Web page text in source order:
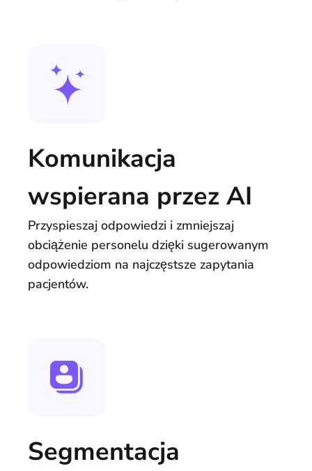
Komunikacja
wspierana przez AI
Przyspieszaj odpowiedzi i zmniejszaj
obciążenie personelu dzięki sugerowanym
odpowiedziom na najczęstsze zapytania
pacjentów.
Segmentacja